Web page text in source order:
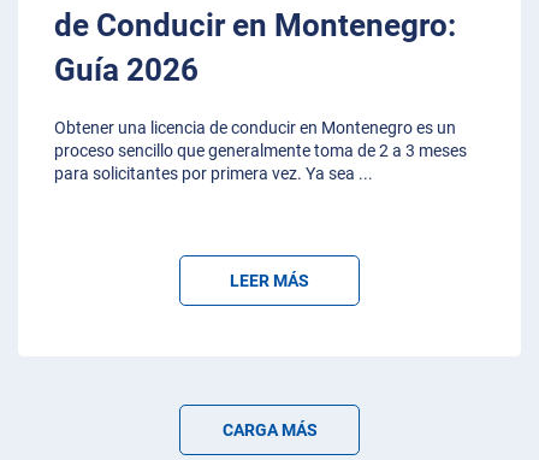
de Conducir en Montenegro:
Guía 2026
Obtener una licencia de conducir en Montenegro es un
proceso sencillo que generalmente toma de 2 a 3 meses
para solicitantes por primera vez. Ya sea ...
LEER MÁS
CARGA MÁS